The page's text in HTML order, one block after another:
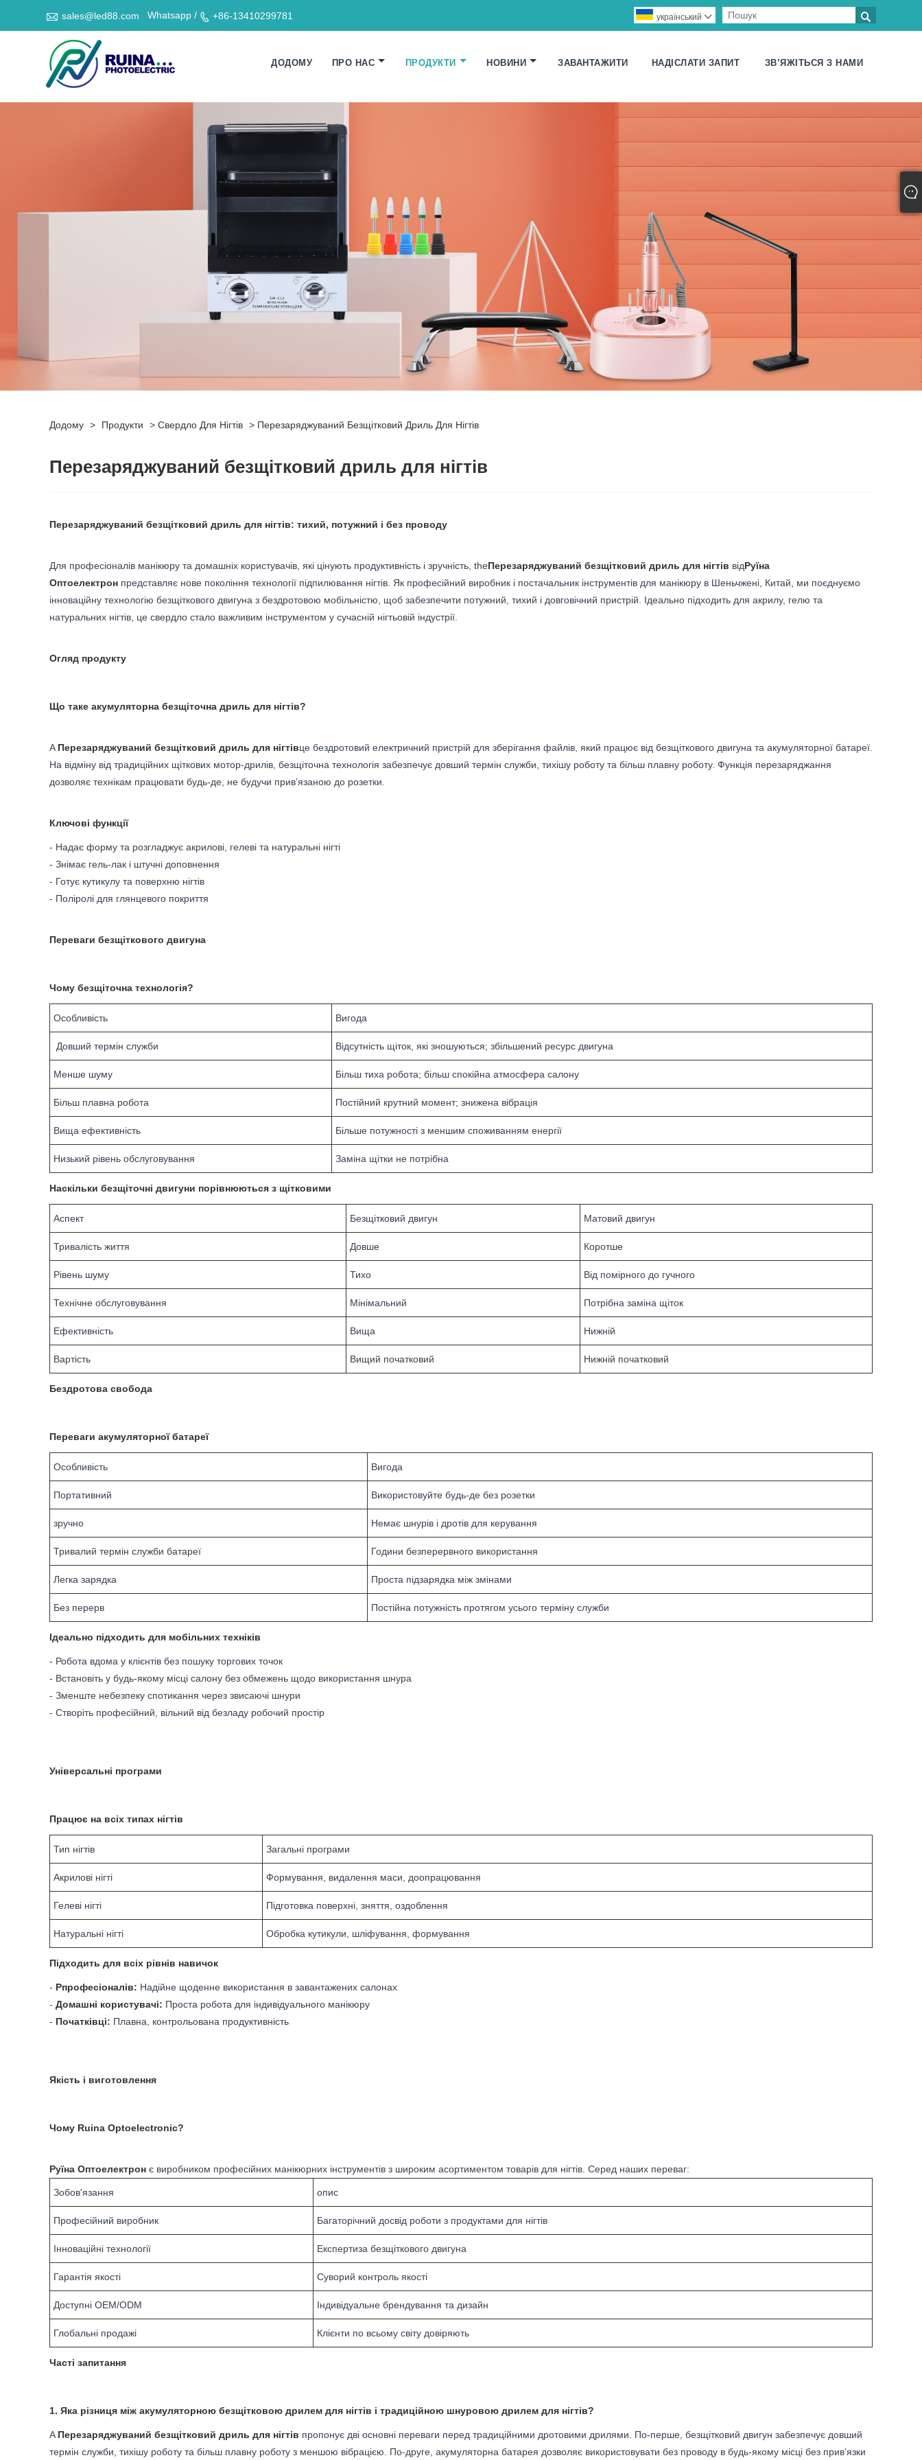
 sales@led88.com Whatsapp /  +86-13410299781 
український 
ДОДОМУ ПРО НАС ПРОДУКТИ НОВИНИ ЗАВАНТАЖИТИ НАДІСЛАТИ ЗАПИТ ЗВ’ЯЖІТЬСЯ З НАМИ
Додому > Продукти > Свердло Для Нігтів > Перезаряджуваний Безщітковий Дриль Для Нігтів
Перезаряджуваний безщітковий дриль для нігтів
Перезаряджуваний безщітковий дриль для нігтів: тихий, потужний і без проводу
Для професіоналів манікюру та домашніх користувачів, які цінують продуктивність і зручність, theПерезаряджуваний безщітковий дриль для нігтів відРуїна
Оптоелектрон представляє нове покоління технології підпилювання нігтів. Як професійний виробник і постачальник інструментів для манікюру в Шеньчжені, Китай, ми поєднуємо
інноваційну технологію безщіткового двигуна з бездротовою мобільністю, щоб забезпечити потужний, тихий і довговічний пристрій. Ідеально підходить для акрилу, гелю та
натуральних нігтів, це свердло стало важливим інструментом у сучасній нігтьовій індустрії.
Огляд продукту
Що таке акумуляторна безщіточна дриль для нігтів?
AПерезаряджуваний безщітковий дриль для нігтівце бездротовий електричний пристрій для зберігання файлів, який працює від безщіткового двигуна та акумуляторної батареї.
На відміну від традиційних щіткових мотор-дрилів, безщіточна технологія забезпечує довший термін служби, тихішу роботу та більш плавну роботу. Функція перезаряджання
дозволяє технікам працювати будь-де, не будучи прив’язаною до розетки.
Ключові функції
- Надає форму та розгладжує акрилові, гелеві та натуральні нігті
- Знімає гель-лак і штучні доповнення
- Готує кутикулу та поверхню нігтів
- Поліролі для глянцевого покриття
Переваги безщіткового двигуна
Чому безщіточна технологія?
Особливість Вигода
Довший термін служби Відсутність щіток, які зношуються; збільшений ресурс двигуна
Менше шуму Більш тиха робота; більш спокійна атмосфера салону
Більш плавна робота Постійний крутний момент; знижена вібрація
Вища ефективність Більше потужності з меншим споживанням енергії
Низький рівень обслуговування Заміна щітки не потрібна
Наскільки безщіточні двигуни порівнюються з щітковими
Аспект Безщітковий двигун Матовий двигун
Тривалість життя Довше Коротше
Рівень шуму Тихо Від помірного до гучного
Технічне обслуговування Мінімальний Потрібна заміна щіток
Ефективність Вища Нижній
Вартість Вищий початковий Нижній початковий
Бездротова свобода
Переваги акумуляторної батареї
Особливість Вигода
Портативний Використовуйте будь-де без розетки
зручно Немає шнурів і дротів для керування
Тривалий термін служби батареї Години безперервного використання
Легка зарядка Проста підзарядка між змінами
Без перерв Постійна потужність протягом усього терміну служби
Ідеально підходить для мобільних техніків
- Робота вдома у клієнтів без пошуку торгових точок
- Встановіть у будь-якому місці салону без обмежень щодо використання шнура
- Зменште небезпеку спотикання через звисаючі шнури
- Створіть професійний, вільний від безладу робочий простір
Універсальні програми
Працює на всіх типах нігтів
Тип нігтів Загальні програми
Акрилові нігті Формування, видалення маси, доопрацювання
Гелеві нігті Підготовка поверхні, зняття, оздоблення
Натуральні нігті Обробка кутикули, шліфування, формування
Підходить для всіх рівнів навичок
- Pпрофесіоналів: Надійне щоденне використання в завантажених салонах
- Домашні користувачі: Проста робота для індивідуального манікюру
- Початківці: Плавна, контрольована продуктивність
Якість і виготовлення
Чому Ruina Optoelectronic?
Руїна Оптоелектрон є виробником професійних манікюрних інструментів з широким асортиментом товарів для нігтів. Серед наших переваг:
Зобов'язання опис
Професійний виробник Багаторічний досвід роботи з продуктами для нігтів
Інноваційні технології Експертиза безщіткового двигуна
Гарантія якості Суворий контроль якості
Доступні OEM/ODM Індивідуальне брендування та дизайн
Глобальні продажі Клієнти по всьому світу довіряють
Часті запитання
1. Яка різниця між акумуляторною безщітковою дрилем для нігтів і традиційною шнуровою дрилем для нігтів?
AПерезаряджуваний безщітковий дриль для нігтів пропонує дві основні переваги перед традиційними дротовими дрилями. По-перше, безщітковий двигун забезпечує довший
термін служби, тихішу роботу та більш плавну роботу з меншою вібрацією. По-друге, акумуляторна батарея дозволяє використовувати без проводу в будь-якому місці без прив’язки